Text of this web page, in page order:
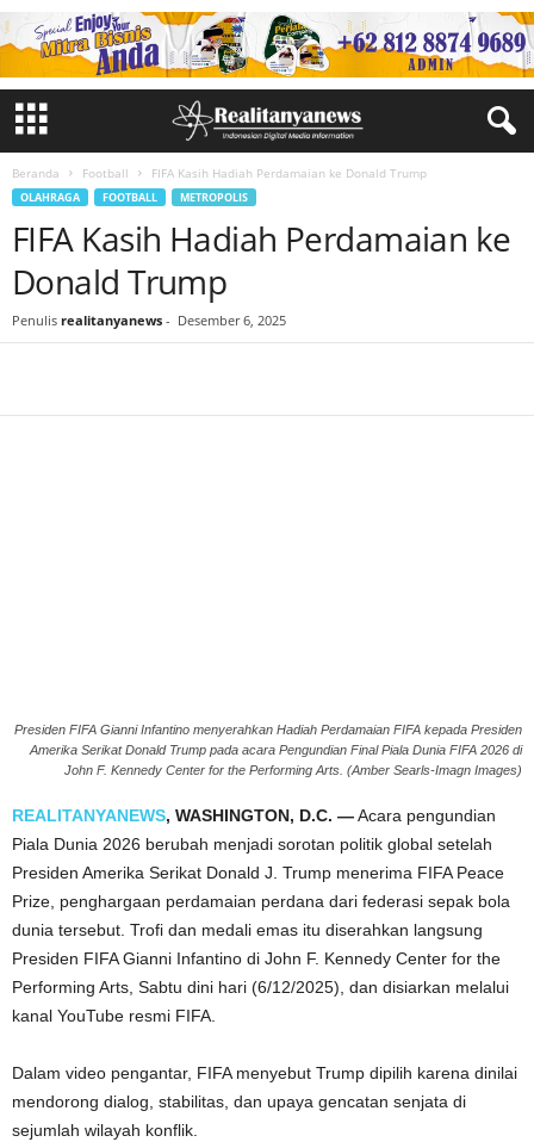
Beranda Football FIFA Kasih Hadiah Perdamaian ke Donald Trump
OLAHRAGA FOOTBALL METROPOLIS
FIFA Kasih Hadiah Perdamaian ke
Donald Trump
Penulis realitanyanews - Desember 6, 2025
Presiden FIFA Gianni Infantino menyerahkan Hadiah Perdamaian FIFA kepada Presiden
Amerika Serikat Donald Trump pada acara Pengundian Final Piala Dunia FIFA 2026 di
John F. Kennedy Center for the Performing Arts. (Amber Searls-Imagn Images)
REALITANYANEWS, WASHINGTON, D.C. —Acara pengundian
Piala Dunia 2026 berubah menjadi sorotan politik global setelah
Presiden Amerika Serikat Donald J. Trump menerima FIFA Peace
Prize, penghargaan perdamaian perdana dari federasi sepak bola
dunia tersebut. Trofi dan medali emas itu diserahkan langsung
Presiden FIFA Gianni Infantino di John F. Kennedy Center for the
Performing Arts, Sabtu dini hari (6/12/2025), dan disiarkan melalui
kanal YouTube resmi FIFA.
Dalam video pengantar, FIFA menyebut Trump dipilih karena dinilai
mendorong dialog, stabilitas, dan upaya gencatan senjata di
sejumlah wilayah konflik.